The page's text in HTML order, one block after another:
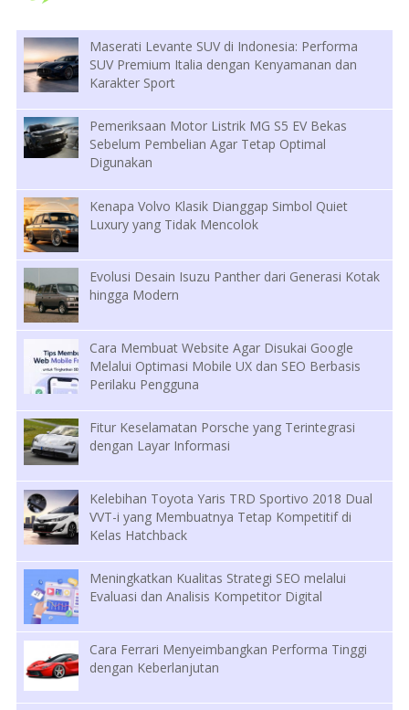
Maserati Levante SUV di Indonesia: Performa
SUV Premium Italia dengan Kenyamanan dan
Karakter Sport
Pemeriksaan Motor Listrik MG S5 EV Bekas
Sebelum Pembelian Agar Tetap Optimal
Digunakan
Kenapa Volvo Klasik Dianggap Simbol Quiet
Luxury yang Tidak Mencolok
Evolusi Desain Isuzu Panther dari Generasi Kotak
hingga Modern
Cara Membuat Website Agar Disukai Google
Melalui Optimasi Mobile UX dan SEO Berbasis
Perilaku Pengguna
Fitur Keselamatan Porsche yang Terintegrasi
dengan Layar Informasi
Kelebihan Toyota Yaris TRD Sportivo 2018 Dual
VVT-i yang Membuatnya Tetap Kompetitif di
Kelas Hatchback
Meningkatkan Kualitas Strategi SEO melalui
Evaluasi dan Analisis Kompetitor Digital
Cara Ferrari Menyeimbangkan Performa Tinggi
dengan Keberlanjutan